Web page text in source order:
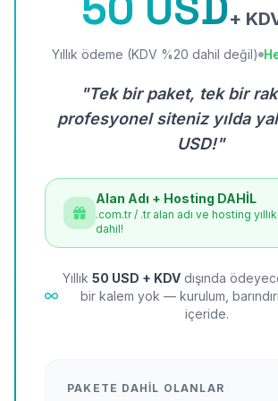
+
Yıllık ödeme (KDV %20 dahil değil)
"Tek bir paket, tek bir
profesyonel siteniz yılda
USD!"
Alan Adı + Hosting DAHİL
.com.tr / .tr alan adı ve hosting
dahil!
Yıllık 50 USD + KDV dışında
bir kalem yok — kurulum,
içeride.
PAKETE DAHIL OLANLAR